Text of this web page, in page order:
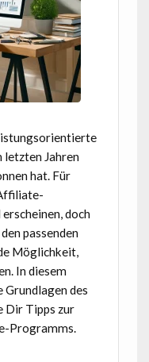
Jahren
hat. Für
doch
passenden
Möglichkeit,
In diesem
des
Dir Tipps zur
Programms.